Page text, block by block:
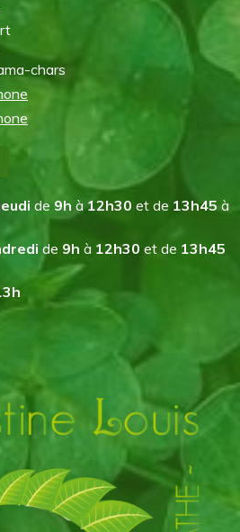
chars
de 9h à12h30 et de 13h45 à
de 9h à 12h30 et de 13h45